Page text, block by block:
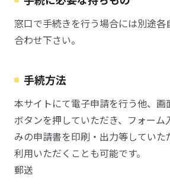
窓口で手続きを行う場合には別途
合わせ下さい。
手続方法
本サイトにて電子申請を行う他、画
ボタンを押していただき、フォーム
みの申請書を印刷・出力等してい
利用いただくことも可能です。
郵送